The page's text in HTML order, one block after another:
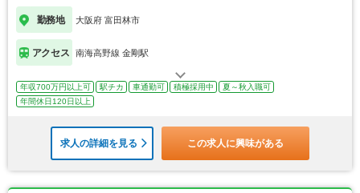
勤務地 大阪府 富田林市
アクセス 南海高野線 金剛駅
年収700万円以上可 駅チカ 車通勤可 積極採用中
夏～秋入職可
年間休日120日以上
求人の詳細を見る この求人に興味がある